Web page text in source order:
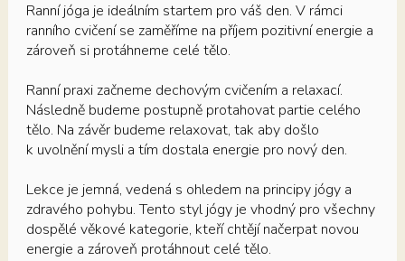
Ranní jóga je ideálním startem pro váš den. V rámci
ranního cvičení se zaměříme na příjem pozitivní energie a
zároveň si protáhneme celé tělo.
Ranní praxi začneme dechovým cvičením a relaxací.
Následně budeme postupně protahovat partie celého
tělo. Na závěr budeme relaxovat, tak aby došlo
k uvolnění mysli a tím dostala energie pro nový den.
Lekce je jemná, vedená s ohledem na principy jógy a
zdravého pohybu. Tento styl jógy je vhodný pro všechny
dospělé věkové kategorie, kteří chtějí načerpat novou
energie a zároveň protáhnout celé tělo.